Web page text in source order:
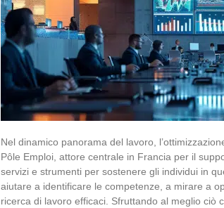
Nel dinamico panorama del lavoro,
Pôle Emploi, attore centrale in Francia per il
servizi e strumenti per sostenere gli individui in
aiutare a identificare le competenze, a mirare a
ricerca di lavoro efficaci. Sfruttando al meglio ciò